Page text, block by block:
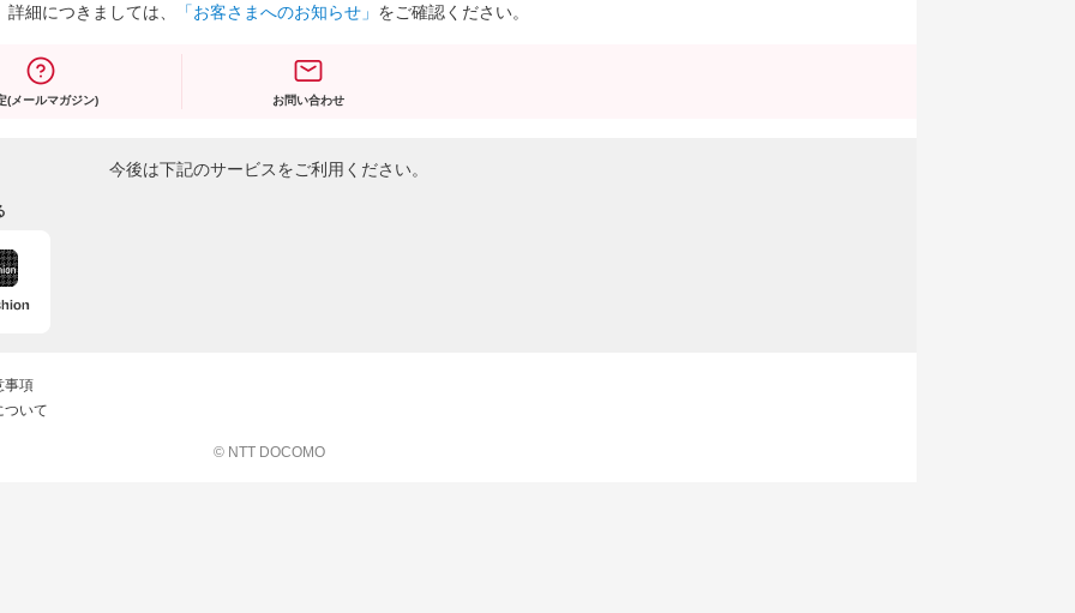
詳細につきましては、
「お客さまへのお知らせ」 をご確認ください。
(メールマガジン) お問い合わせ
今後は下記のサービスをご利用ください。
事項
ついて
© NTT DOCOMO